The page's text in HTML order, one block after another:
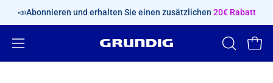
überspringen
📣Abonnieren und erhalten Sie einen zusätzlichen 20€ Rabatt
Navigationsmenü
ÖFFNEN